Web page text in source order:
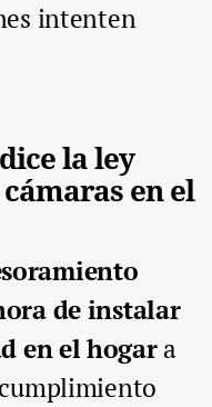
intenten
la ley
en el
de instalar
en el hogara